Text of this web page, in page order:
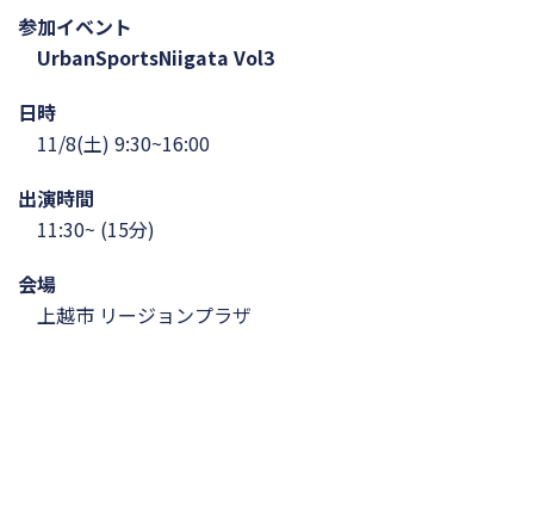
参加イベント
UrbanSportsNiigata Vol3
日時
11/8(土) 9:30~16:00
出演時間
11:30~ (15分)
会場
上越市 リージョンプラザ